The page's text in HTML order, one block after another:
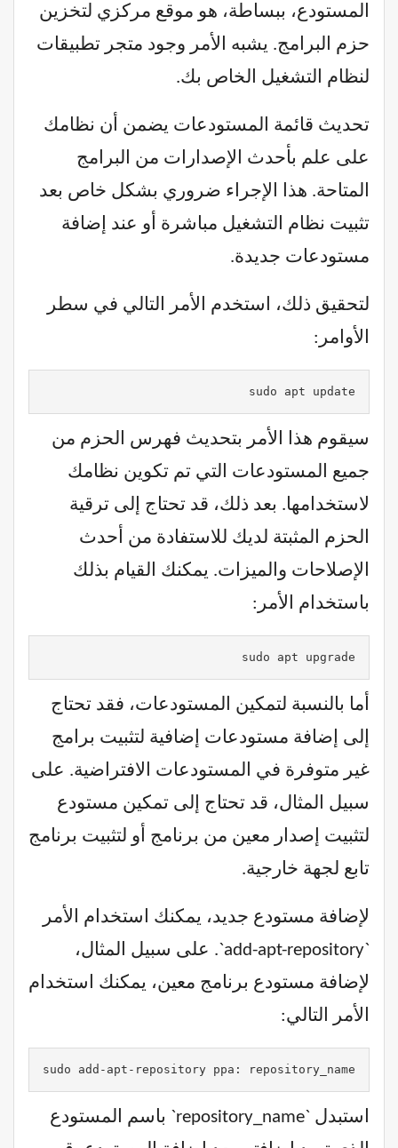
المستودع، ببساطة، هو موقع مركزي لتخزين
حزم البرامج. يشبه الأمر وجود متجر تطبيقات
لنظام التشغيل الخاص بك.
تحديث قائمة المستودعات يضمن أن نظامك
على علم بأحدث الإصدارات من البرامج
المتاحة. هذا الإجراء ضروري بشكل خاص بعد
تثبيت نظام التشغيل مباشرة أو عند إضافة
مستودعات جديدة.
لتحقيق ذلك، استخدم الأمر التالي في سطر
الأوامر:
sudo apt update
سيقوم هذا الأمر بتحديث فهرس الحزم من
جميع المستودعات التي تم تكوين نظامك
لاستخدامها. بعد ذلك، قد تحتاج إلى ترقية
الحزم المثبتة لديك للاستفادة من أحدث
الإصلاحات والميزات. يمكنك القيام بذلك
باستخدام الأمر:
sudo apt upgrade
أما بالنسبة لتمكين المستودعات، فقد تحتاج
إلى إضافة مستودعات إضافية لتثبيت برامج
غير متوفرة في المستودعات الافتراضية. على
سبيل المثال، قد تحتاج إلى تمكين مستودع
لتثبيت إصدار معين من برنامج أو لتثبيت برنامج
تابع لجهة خارجية.
لإضافة مستودع جديد، يمكنك استخدام الأمر
`add-apt-repository`. على سبيل المثال،
لإضافة مستودع برنامج معين، يمكنك استخدام
الأمر التالي:
sudo add-apt-repository ppa: repository_name
استبدل `repository_name` باسم المستودع